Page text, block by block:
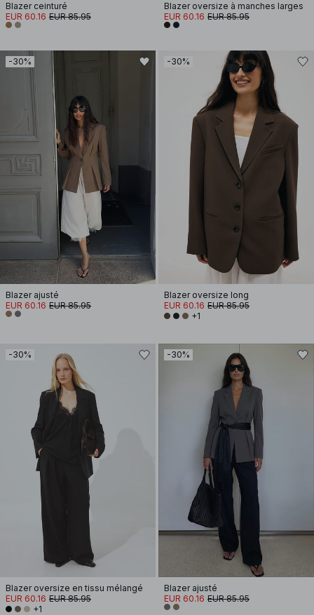
Blazer ceinturé
EUR 60.16 EUR 85.95
Blazer oversize à manches larges
EUR 60.16 EUR 85.95
-30%
Blazer ajusté
EUR 60.16 EUR 85.95
-30%
Blazer oversize long
EUR 60.16 EUR 85.95
+1
-30%
Blazer oversize en tissu mélangé
EUR 60.16 EUR 85.95
+1
-30%
Blazer ajusté
EUR 60.16 EUR 85.95